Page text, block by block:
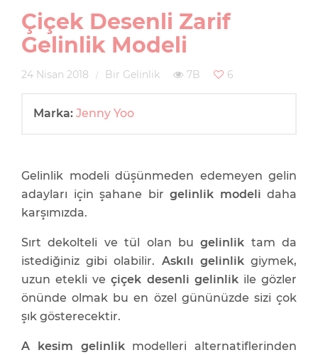
Çiçek Desenli Zarif
Gelinlik Modeli
24 Nisan 2018 Bir Gelinlik 7B 6
Marka: Jenny Yoo
Gelinlik modeli düşünmeden edemeyen gelin
adayları için şahane bir gelinlik modeli daha
karşımızda.
Sırt dekolteli ve tül olan bugelinlik tam da
istediğiniz gibi olabilir. Askılı gelinlikgiymek,
uzun etekli veçiçek desenli gelinlikile gözler
önünde olmak bu en özel gününüzde sizi çok
şık gösterecektir.
A kesim gelinlikmodelleri alternatiflerinden